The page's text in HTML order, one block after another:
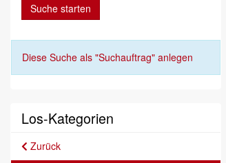
Suche starten
Diese Suche als "Suchauftrag" anlegen
Los-Kategorien
Zurück